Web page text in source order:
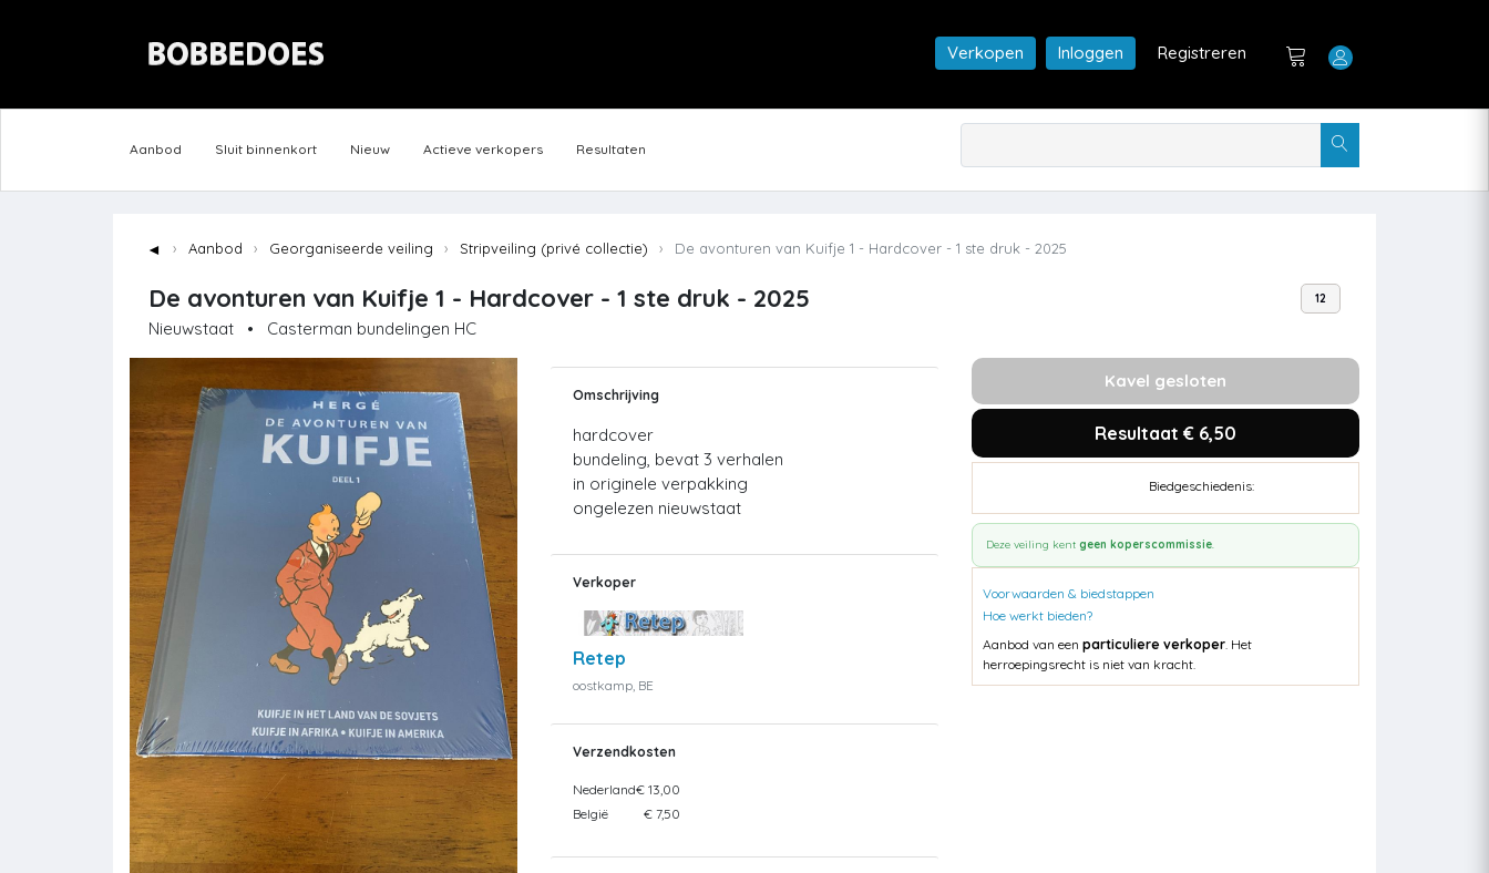
Verkopen Inloggen Registreren
Aanbod Sluit binnenkort Nieuw Actieve verkopers Resultaten
◄ Aanbod Georganiseerde veiling Stripveiling (privé collectie) De avonturen van Kuifje 1 - Hardcover - 1 ste druk - 2025
De avonturen van Kuifje 1 - Hardcover - 1 ste druk - 2025
Nieuwstaat • Casterman bundelingen HC
12
Omschrijving
hardcover
bundeling, bevat 3 verhalen
in originele verpakking
ongelezen nieuwstaat
Verkoper
Retep
oostkamp, BE
Verzendkosten
Nederland€ 13,00
België
€ 7,50
Kavel gesloten
Resultaat € 6,50
Biedgeschiedenis:
Deze veiling kent geen koperscommissie.
Voorwaarden & biedstappen
Hoe werkt bieden?
Aanbod van een particuliere verkoper. Het
herroepingsrecht is niet van kracht.